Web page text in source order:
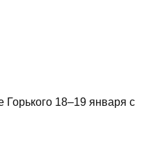
Горького 18–19 января с